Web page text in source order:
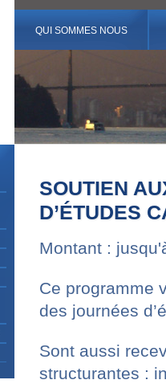
QUI SOMMES NOUS
SOUTIEN
D’ÉTUDES
Montant :
Ce programme
des journées
Sont aussi
structurantes :